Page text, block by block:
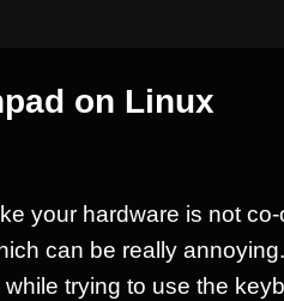
on Linux
your hardware is not
can be really
trying to use the